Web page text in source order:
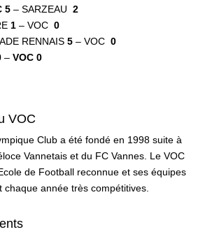
5– SARZEAU 2
1– VOC 0
RENNAIS 5– VOC 0
–VOC 0
VOC
Club a été fondé en 1998 suite à
Vannetais et du FC Vannes. Le VOC
de Football reconnue et ses équipes
chaque année très compétitives.